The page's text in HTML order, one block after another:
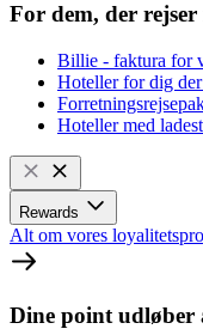
For dem, der
Billie - faktura for
Hoteller for dig
Hoteller med
Rewards
Alt om vores
Dine point udløber